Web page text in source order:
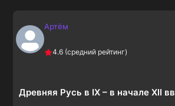
Артём
4.6 (средний рейтинг)
Древняя Русь в IX – в начале XII вв